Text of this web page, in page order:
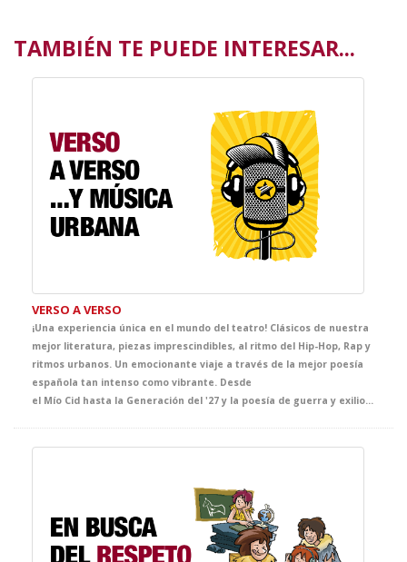
TAMBIÉN TE PUEDE INTERESAR...
VERSO A VERSO
¡Una experiencia única en el mundo del teatro! Clásicos de nuestra
mejor literatura, piezas imprescindibles, al ritmo del Hip-Hop, Rap y
ritmos urbanos. Un emocionante viaje a través de la mejor poesía
española tan intenso como vibrante. Desde